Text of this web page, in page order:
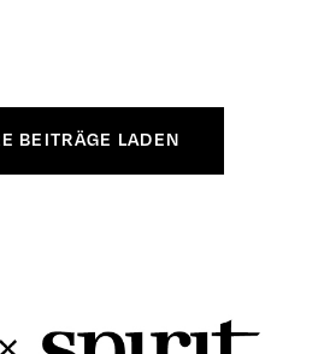
BEITRÄGE LADEN